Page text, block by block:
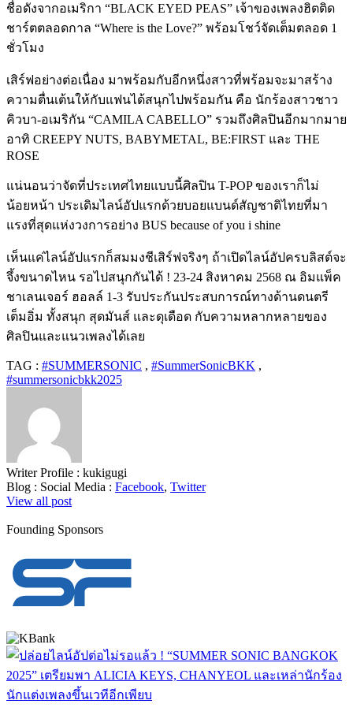
ชื่อดังจากอเมริกา “BLACK EYED PEAS” เจ้าของเพลงฮิตติด
ชาร์ตตลอดกาล “Where is the Love?” พร้อมโชว์จัดเต็มตลอด 1
ชั่วโมง
เสิร์ฟอย่างต่อเนื่อง มาพร้อมกับอีกหนึ่งสาวที่พร้อมจะมาสร้าง
ความตื่นเต้นให้กับแฟนได้สนุกไปพร้อมกัน คือ นักร้องสาวชาว
คิวบา-อเมริกัน “CAMILA CABELLO” รวมถึงศิลปินอีกมากมาย
อาทิ CREEPY NUTS, BABYMETAL, BE:FIRST และ THE
ROSE
แน่นอนว่าจัดที่ประเทศไทยแบบนี้ศิลปิน T-POP ของเราก็ไม่
น้อยหน้า ประเดิมไลน์อัปแรกด้วยบอยแบนด์สัญชาติไทยที่มา
แรงที่สุดแห่งวงการอย่าง BUS because of you i shine
เห็นแค่ไลน์อัปแรกก็สมมงชีเสิร์ฟจริงๆ ถ้าเปิดไลน์อัปครบลิสต์จะ
จึ้งขนาดไหน รอไปสนุกกันได้ ! 23-24 สิงหาคม 2568 ณ อิมแพ็ค
ชาเลนเจอร์ ฮอลล์ 1-3 รับประกันประสบการณ์ทางด้านดนตรี
เต็มอิ่ม ทั้งสนุก สุดมันส์ และดุเดือด กับความหลากหลายของ
ศิลปินและแนวเพลงได้เลย
TAG : #SUMMERSONIC , #SummerSonicBKK ,
#summersonicbkk2025
Writer Profile : kukigugi
Blog : Social Media : Facebook, Twitter
View all post
Founding Sponsors